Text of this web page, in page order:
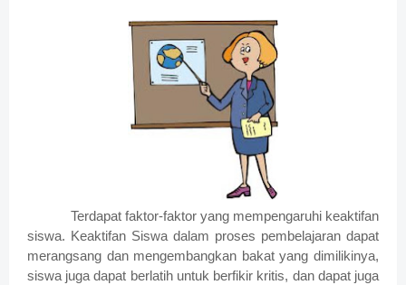
Terdapat faktor-faktor yang mempengaruhi keaktifan
siswa. Keaktifan Siswa dalam proses pembelajaran dapat
merangsang dan mengembangkan bakat yang dimilikinya,
siswa juga dapat berlatih untuk berfikir kritis, dan dapat juga